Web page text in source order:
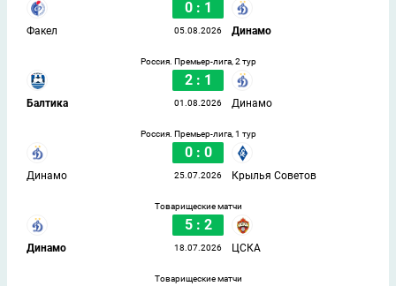
Факел
0 : 1
05.08.2026 Динамо
Россия. Премьер-лига, 2 тур
Балтика
2 : 1
01.08.2026 Динамо
Россия. Премьер-лига, 1 тур
Динамо
0 : 0
25.07.2026 Крылья Советов
Товарищеские матчи
Динамо
5 : 2
18.07.2026 ЦСКА
Товарищеские матчи